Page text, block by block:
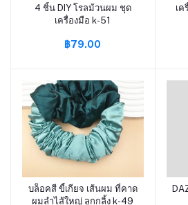
หยิบใส่ตะกร้า
4 ชิ้น DIY โรลม้วนผม ชุด
เครื่องมือ k-51
฿79.00
เค
หยิบใส่ตะกร้า
บล็อคสี ขี้เกียจ เส้นผม ที่คาด
ผมลำไส้ใหญ่ ลูกกลิ้ง k-49